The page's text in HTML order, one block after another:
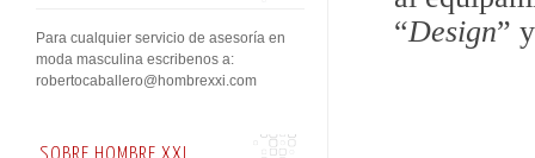
“Design”
Para cualquier servicio de asesoría en
moda masculina escribenos a:
robertocaballero@hombrexxi.com